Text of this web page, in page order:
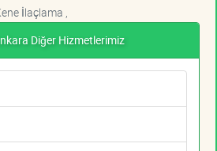
İlaçlama ,
Diğer Hizmetlerimiz